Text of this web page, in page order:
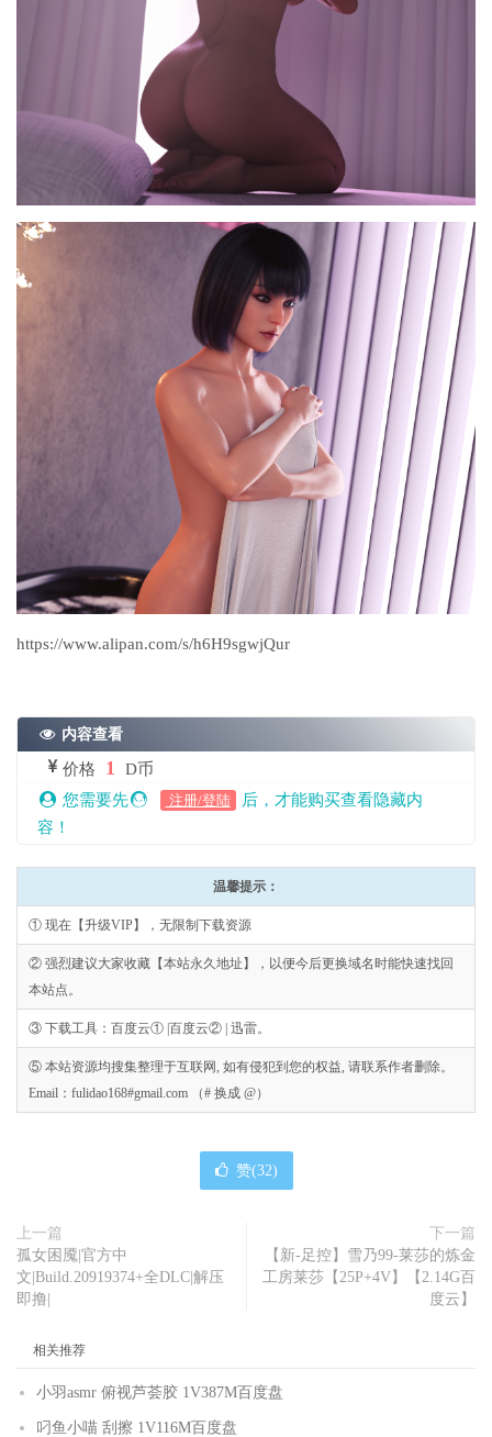
https://www.alipan.com/s/h6H9sgwjQur
内容查看
价格 1
D币
您需要先
注册/登陆
后，才能购买查看隐藏内
容！
温馨提示：
① 现在【升级VIP】，无限制下载资源
② 强烈建议大家收藏【本站永久地址】，以便今后更换域名时能快速找回
本站点。
③ 下载工具：百度云① |百度云② | 迅雷。
⑤ 本站资源均搜集整理于互联网, 如有侵犯到您的权益, 请联系作者删除。
Email：fulidao168#gmail.com （# 换成 @）
赞(32)
上一篇
孤女困魇|官方中
文|Build.20919374+全DLC|解压
即撸|
下一篇
【新-足控】雪乃99-莱莎的炼金
工房莱莎【25P+4V】【2.14G百
度云】
相关推荐
小羽asmr 俯视芦荟胶 1V387M百度盘
叼鱼小喵 刮擦 1V116M百度盘